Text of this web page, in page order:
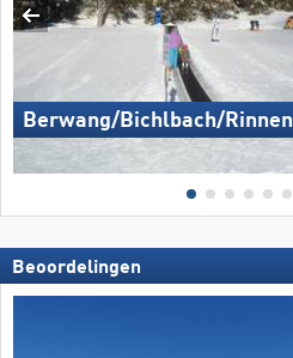
Berwang/​Bichlbach/​Rinnen
Beoordelingen